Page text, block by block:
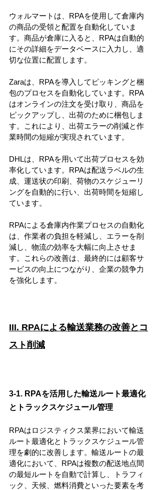
ウォルマートは、RPAを使用して倉庫内
の商品の受領と配置を自動化していま
す。商品が倉庫に入ると、RPAは自動的
にその詳細をデータベースに入力し、適
切な位置に配置します。
Zaraは、RPAを導入してピッキングと梱
包のプロセスを自動化しています。RPA
はオンラインの注文を受け取り、商品を
ピックアップし、出荷のために梱包しま
す。これにより、出荷エラーの削減と作
業時間の短縮が実現されています。
DHLは、RPAを用いて出荷プロセスを効
率化しています。RPAは配送ラベルの生
成、運送状の印刷、荷物のスケジューリ
ングを自動的に行い、出荷時間を短縮し
ています。
RPAによる倉庫内作業プロセスの自動化
は、作業者の負担を軽減し、エラーを削
減し、物流の効率を大幅に向上させま
す。これらの改善は、最終的には顧客サ
ービスの向上につながり、企業の競争力
を強化します。
III. RPAによる輸送業務の改善とコ
スト削減
3-1. RPAを活用した輸送ルート最適化
とトラックスケジュール管理
RPAはロジスティクス業界において輸送
ルート最適化とトラックスケジュール管
理を劇的に改善します。輸送ルートの最
適化において、RPAは複数の配送地点間
の最短ルートを自動で計算し、トラフィ
ック、天候、燃料消費といった要素を考